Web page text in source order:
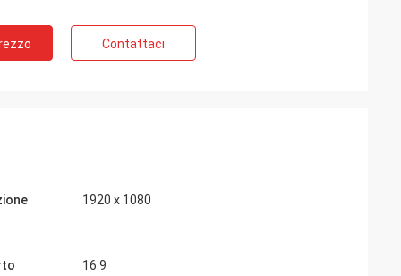
Ms.Natalie dall'Australia
ricevuto le insegne al neon e le
Contattaci
1920 x 1080
16:9